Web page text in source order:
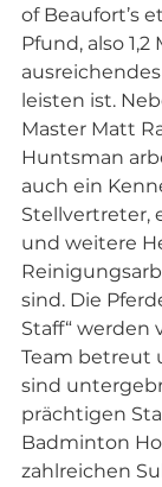
of Beaufort’s
Pfund, also
leisten ist.
Master Matt
Huntsman
auch ein
Stellvertreter,
und weitere
sind. Die
Staff“ werden
Team betreut
sind
prächtigen
Badminton
zahlreichen